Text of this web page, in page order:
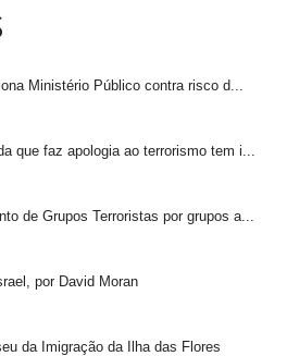
Ministério Público contra risco d...
que faz apologia ao terrorismo tem i...
de Grupos Terroristas por grupos a...
por David Moran
da Imigração da Ilha das Flores